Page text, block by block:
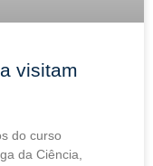
visitam
do curso
da Ciência,